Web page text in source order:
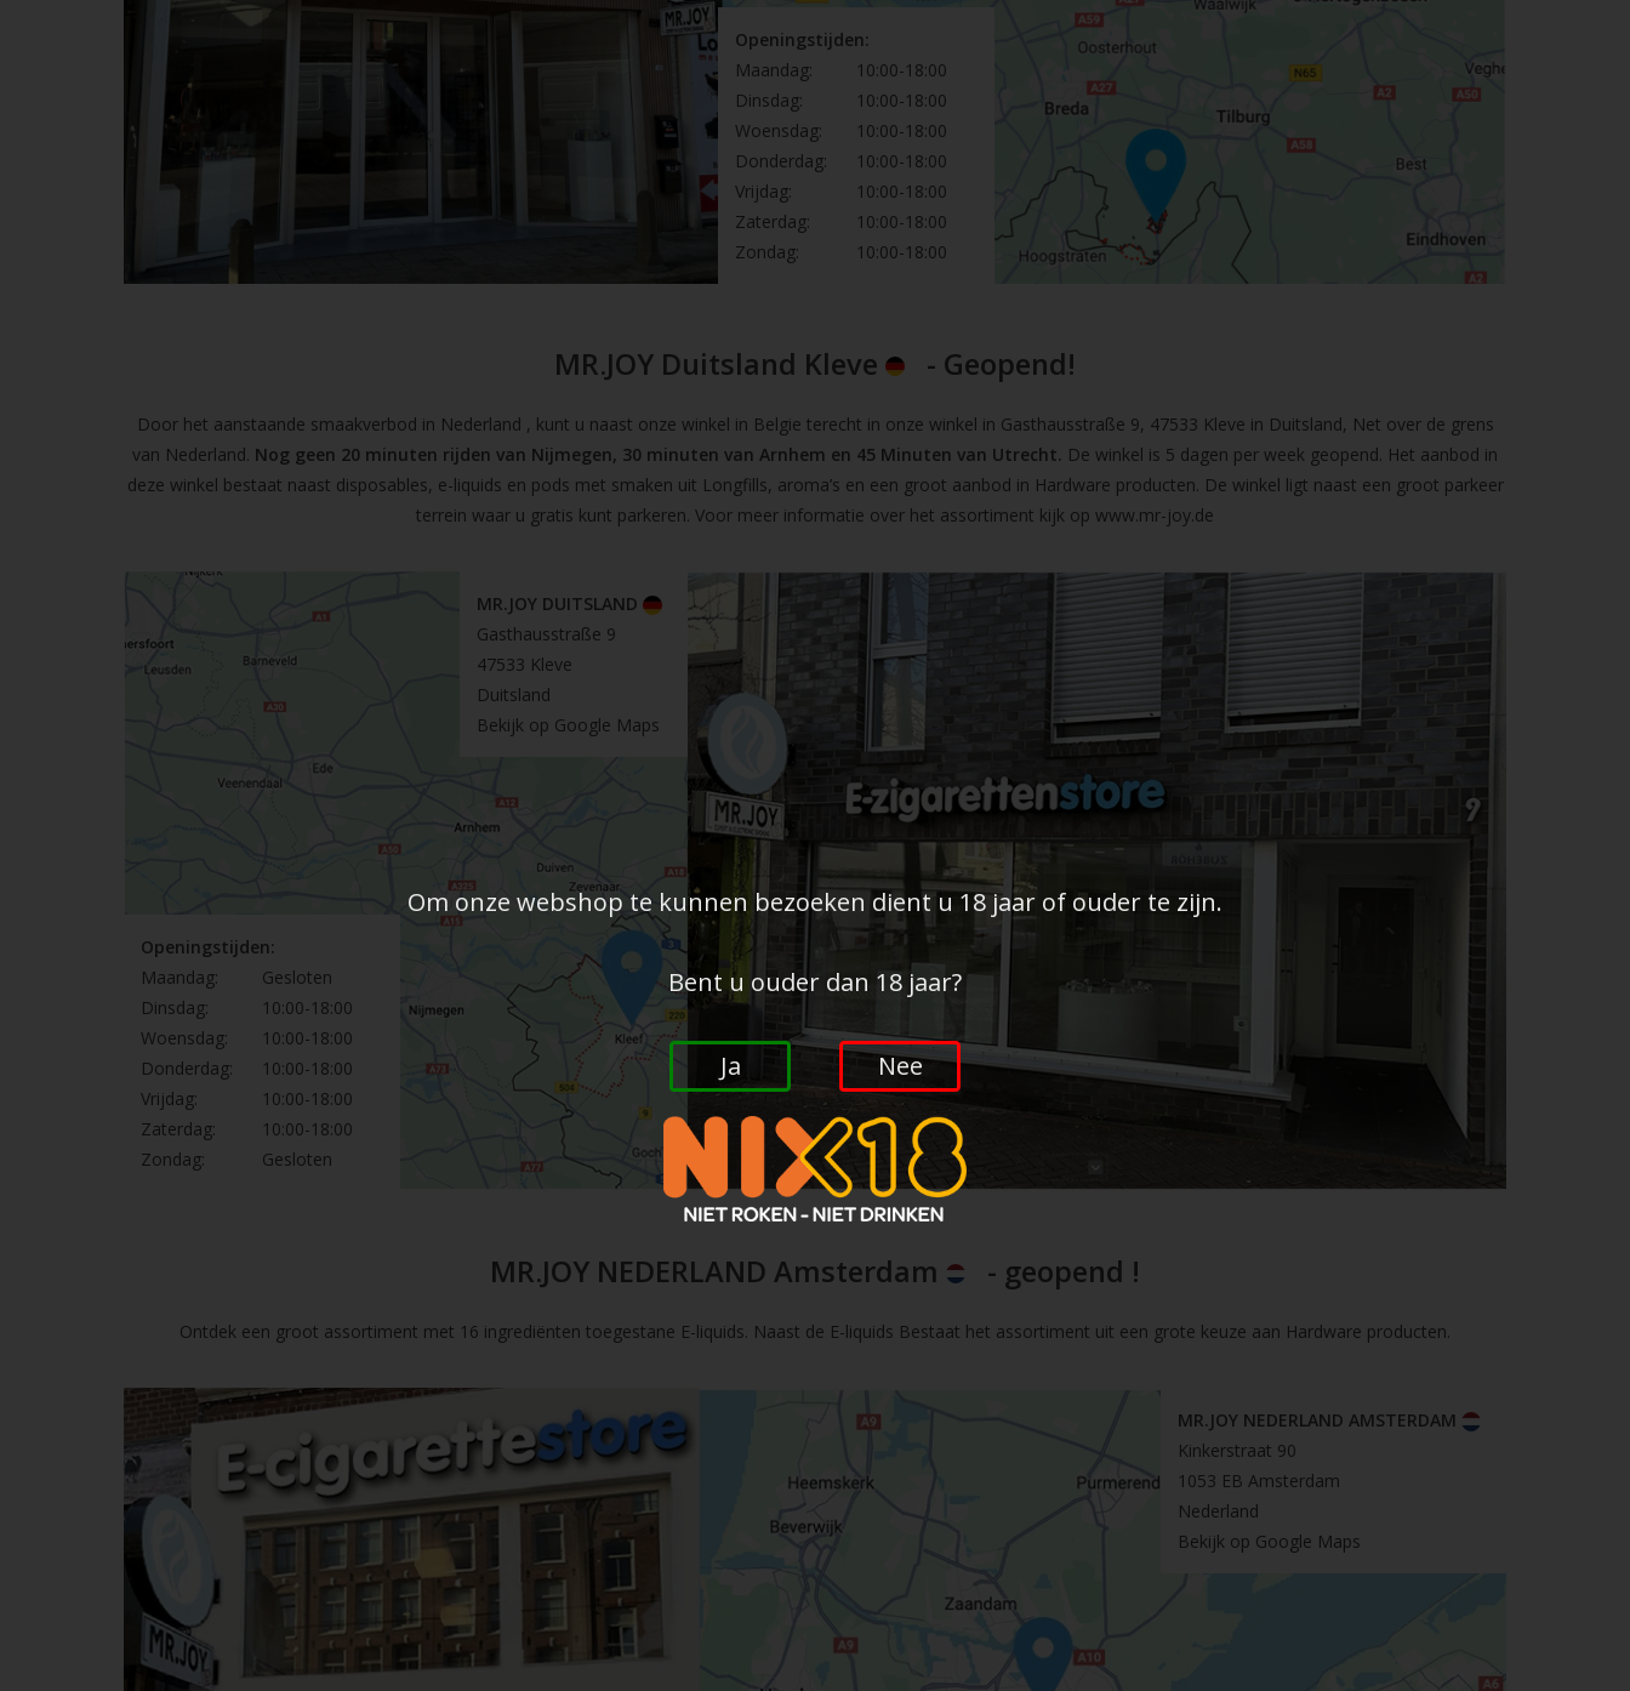
Openingstijden:
Maandag:
10:00-18:00
Dinsdag:
10:00-18:00
Woensdag:
10:00-18:00
Donderdag:
10:00-18:00
Vrijdag:
10:00-18:00
Zaterdag:
10:00-18:00
Zondag:
10:00-18:00
MR.JOY Duitsland Kleve - Geopend!
Door het aanstaande smaakverbod in Nederland , kunt u naast onze winkel in Belgie terecht in onze winkel in Gasthausstraße 9, 47533 Kleve in Duitsland, Net over de grens
van Nederland. Nog geen 20 minuten rijden van Nijmegen, 30 minuten van Arnhem en 45 Minuten van Utrecht. De winkel is 5 dagen per week geopend. Het aanbod in
deze winkel bestaat naast disposables, e-liquids en pods met smaken uit Longfills, aroma’s en een groot aanbod in Hardware producten. De winkel ligt naast een groot parkeer
terrein waar u gratis kunt parkeren. Voor meer informatie over het assortiment kijk op www.mr-joy.de
MR.JOY DUITSLAND
Gasthausstraße 9
47533 Kleve
Duitsland
Bekijk op Google Maps
Openingstijden:
Maandag:
Gesloten
Dinsdag:
10:00-18:00
Woensdag:
10:00-18:00
Donderdag:
10:00-18:00
Vrijdag:
10:00-18:00
Zaterdag:
10:00-18:00
Zondag:
Gesloten
MR.JOY NEDERLAND Amsterdam - geopend !
Ontdek een groot assortiment met 16 ingrediënten toegestane E-liquids. Naast de E-liquids Bestaat het assortiment uit een grote keuze aan Hardware producten.
MR.JOY NEDERLAND AMSTERDAM
Kinkerstraat 90
1053 EB Amsterdam
Nederland
Bekijk op Google Maps
Om onze webshop te kunnen bezoeken dient u 18 jaar of ouder te zijn.
Bent u ouder dan 18 jaar?
Ja Nee